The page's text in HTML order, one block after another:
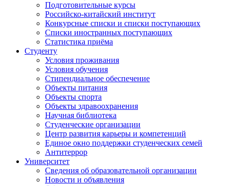
Подготовительные курсы
Российско-китайский институт
Конкурсные списки и списки поступающих
Списки иностранных поступающих
Статистика приёма
Студенту
Условия проживания
Условия обучения
Стипендиальное обеспечение
Объекты питания
Объекты спорта
Объекты здравоохранения
Научная библиотека
Студенческие организации
Центр развития карьеры и компетенций
Единое окно поддержки студенческих семей
Антитеррор
Университет
Сведения об образовательной организации
Новости и объявления